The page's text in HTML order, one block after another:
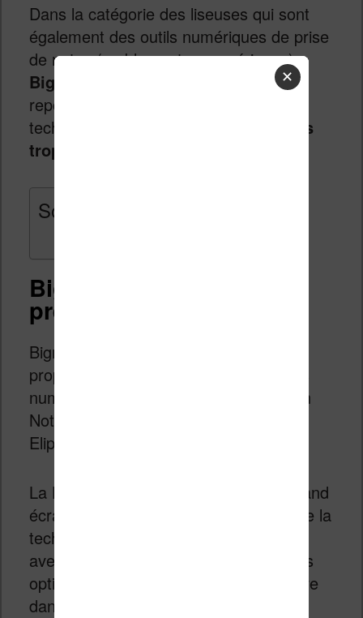
Dans la catégorie des liseuses qui sont
également des outils numériques de prise
de notes (ou bloc-notes numériques),
Bigme
repoussant toujours plus les limites
techniques.
Mais ne sont-ils pas allés
trop loin cette fois ?
Sommaire
Bigme inkNoteX Color :
présentation
Bigme est une marque asiatique qui
propose des liseuses et des bloc-notes
numériques concurrents de la Bookeen
Notéa, de la Kindle Scribe, de la Kobo
Elipsa 2E ou encore de la ReMarkable.
La Bigme inkNoteX Color
offre un grand
écran couleur de 10,3 pouces qui utilise la
technologie
avec un stylet et propose la plupart des
options et fonctionnalités que l’on trouve
dans ce style et liseuse / tablette.
✕